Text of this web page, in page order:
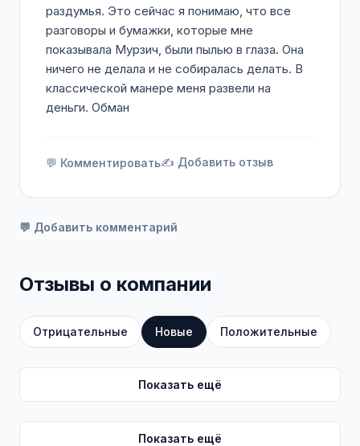
раздумья. Это сейчас я понимаю, что все
разговоры и бумажки, которые мне
показывала Мурзич, были пылью в глаза. Она
ничего не делала и не собиралась делать. В
классической манере меня развели на
деньги. Обман
💬 Комментировать✍️ Добавить отзыв
💬 Добавить комментарий
Отзывы о компании
Отрицательные Новые Положительные
Показать ещё
Показать ещё